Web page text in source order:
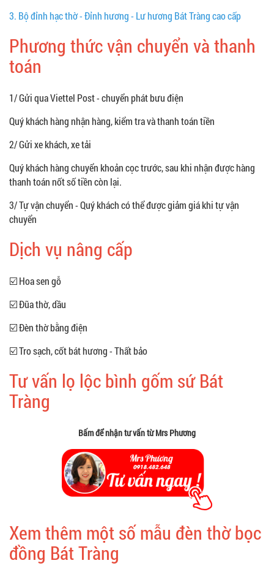
3. Bộ đỉnh hạc thờ - Đỉnh hương - Lư hương Bát Tràng cao cấp
Phương thức vận chuyển và thanh
toán
1/ Gửi qua Viettel Post - chuyển phát bưu điện
Quý khách hàng nhận hàng, kiểm tra và thanh toán tiền
2/ Gửi xe khách, xe tải
Quý khách hàng chuyển khoản cọc trước, sau khi nhận được hàng
thanh toán nốt số tiền còn lại.
3/ Tự vận chuyển - Quý khách có thể được giảm giá khi tự vận
chuyển
Dịch vụ nâng cấp
☑️ Hoa sen gỗ
☑️ Đũa thờ, dầu
☑️ Đèn thờ bằng điện
☑️ Tro sạch, cốt bát hương - Thất bảo
Tư vấn lọ lộc bình gốm sứ Bát
Tràng
Bấm để nhận tư vấn từ Mrs Phương
Xem thêm một số mẫu đèn thờ bọc
đồng Bát Tràng